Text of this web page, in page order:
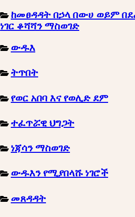
ከመፀዳዳት በኃላ በውሀ ወይም
ነገር ቆሻሻን ማስወገድ
ውዱእ
ትጥበት
የወር አበባ እና የወሊድ ደም
ተፈጥሯዊ ህግጋት
ነጃሳን ማስወገድ
ውዱእን የሚያበላሹ ነገሮች
መጸዳዳት